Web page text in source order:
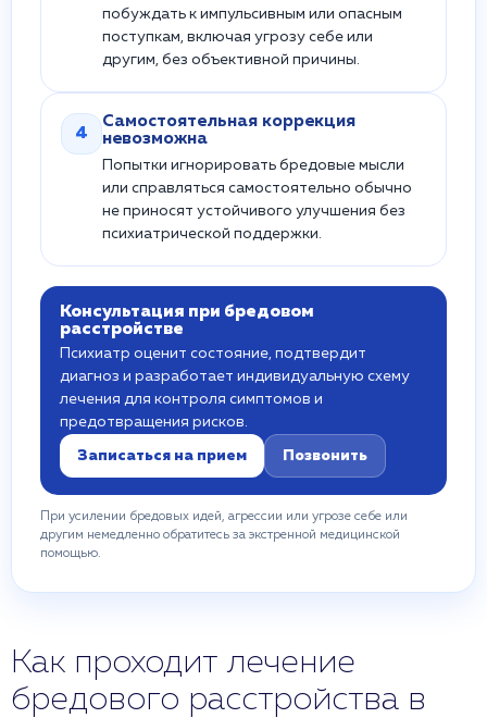
побуждать к импульсивным или опасным
поступкам, включая угрозу себе или
другим, без объективной причины.
4
Самостоятельная коррекция
невозможна
Попытки игнорировать бредовые мысли
или справляться самостоятельно обычно
не приносят устойчивого улучшения без
психиатрической поддержки.
Консультация при бредовом
расстройстве
Психиатр оценит состояние, подтвердит
диагноз и разработает индивидуальную схему
лечения для контроля симптомов и
предотвращения рисков.
Записаться на прием Позвонить
При усилении бредовых идей, агрессии или угрозе себе или
другим немедленно обратитесь за экстренной медицинской
помощью.
Как проходит лечение
бредового расстройства в